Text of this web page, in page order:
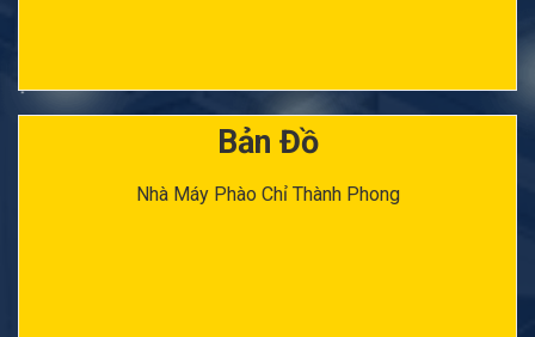
Bản Đồ
Nhà Máy Phào Chỉ Thành Phong